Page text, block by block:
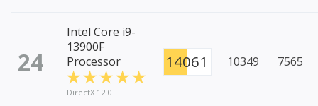
24
Intel Core i9-
13900F
Processor
DirectX 12.0
14061 10349 7565